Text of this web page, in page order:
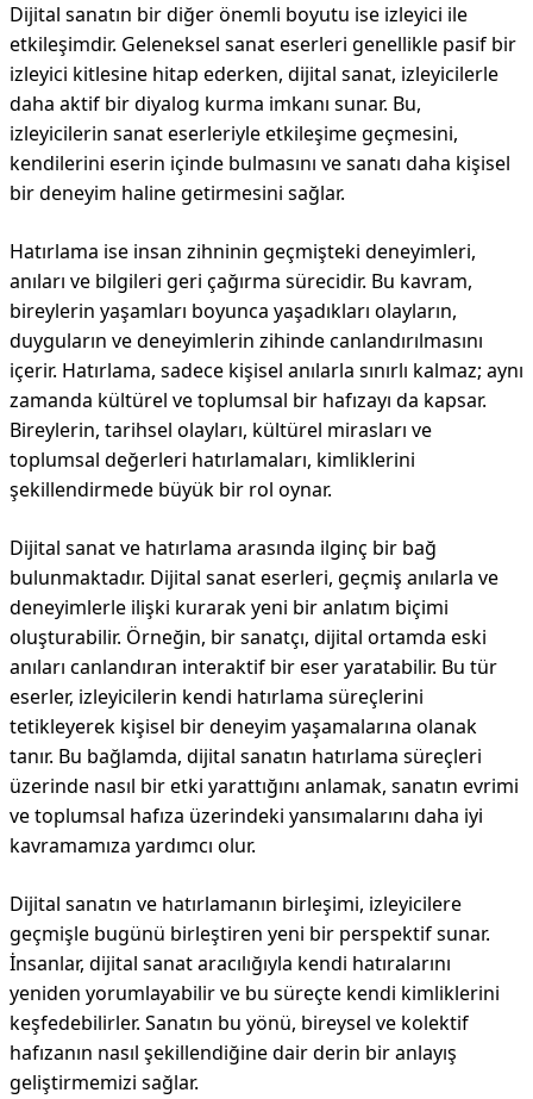
Dijital sanatın bir diğer önemli boyutu ise izleyici ile
etkileşimdir. Geleneksel sanat eserleri genellikle pasif bir
izleyici kitlesine hitap ederken, dijital sanat, izleyicilerle
daha aktif bir diyalog kurma imkanı sunar. Bu,
izleyicilerin sanat eserleriyle etkileşime geçmesini,
kendilerini eserin içinde bulmasını ve sanatı daha kişisel
bir deneyim haline getirmesini sağlar.
Hatırlama ise insan zihninin geçmişteki deneyimleri,
anıları ve bilgileri geri çağırma sürecidir. Bu kavram,
bireylerin yaşamları boyunca yaşadıkları olayların,
duyguların ve deneyimlerin zihinde canlandırılmasını
içerir. Hatırlama, sadece kişisel anılarla sınırlı kalmaz; aynı
zamanda kültürel ve toplumsal bir hafızayı da kapsar.
Bireylerin, tarihsel olayları, kültürel mirasları ve
toplumsal değerleri hatırlamaları, kimliklerini
şekillendirmede büyük bir rol oynar.
Dijital sanat ve hatırlama arasında ilginç bir bağ
bulunmaktadır. Dijital sanat eserleri, geçmiş anılarla ve
deneyimlerle ilişki kurarak yeni bir anlatım biçimi
oluşturabilir. Örneğin, bir sanatçı, dijital ortamda eski
anıları canlandıran interaktif bir eser yaratabilir. Bu tür
eserler, izleyicilerin kendi hatırlama süreçlerini
tetikleyerek kişisel bir deneyim yaşamalarına olanak
tanır. Bu bağlamda, dijital sanatın hatırlama süreçleri
üzerinde nasıl bir etki yarattığını anlamak, sanatın evrimi
ve toplumsal hafıza üzerindeki yansımalarını daha iyi
kavramamıza yardımcı olur.
Dijital sanatın ve hatırlamanın birleşimi, izleyicilere
geçmişle bugünü birleştiren yeni bir perspektif sunar.
İnsanlar, dijital sanat aracılığıyla kendi hatıralarını
yeniden yorumlayabilir ve bu süreçte kendi kimliklerini
keşfedebilirler. Sanatın bu yönü, bireysel ve kolektif
hafızanın nasıl şekillendiğine dair derin bir anlayış
geliştirmemizi sağlar.